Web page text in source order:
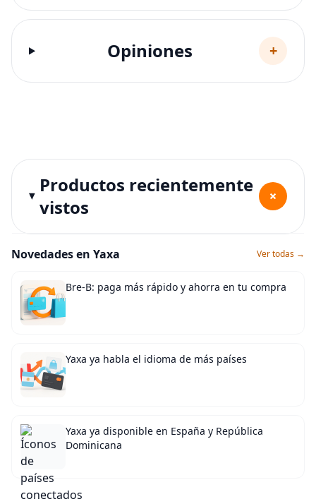
Opiniones +
Productos recientemente
vistos
+
Novedades en Yaxa Ver todas →
Bre-B: paga más rápido y ahorra en tu compra
Yaxa ya habla el idioma de más países
Yaxa ya disponible en España y República
Dominicana